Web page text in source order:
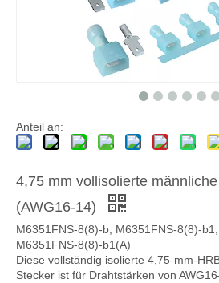
HRB 4,75*0,8 mm gerader Kaltpress-Anschluss mit Durchgangsloch AWG#16-14
Anteil an:
4,75 mm vollisolierte
(AWG16-14)
M6351FNS-8(8)-b; M6351FNS-8(8)-
M6351FNS-8(8)-b1(A)
Diese vollständig isolierte 4,75-mm-
Stecker ist für Drahtstärken von